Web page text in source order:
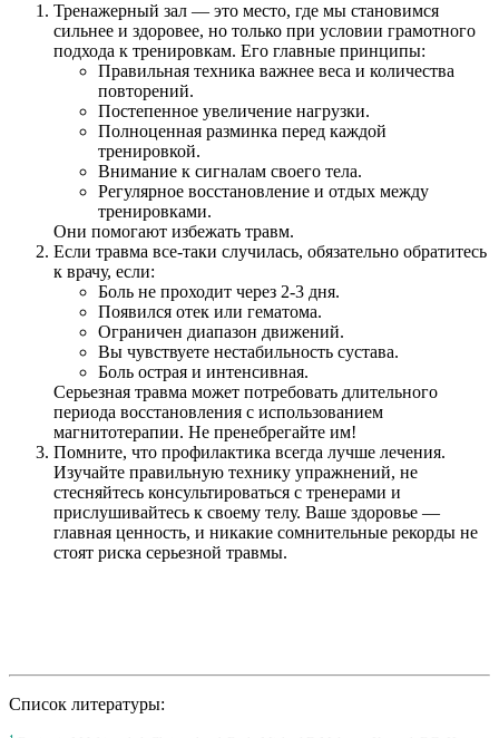
Тренажерный зал — это место, где мы становимся
сильнее и здоровее, но только при условии грамотного
подхода к тренировкам. Его главные принципы:
Правильная техника важнее веса и количества
повторений.
Постепенное увеличение нагрузки.
Полноценная разминка перед каждой
тренировкой.
Внимание к сигналам своего тела.
Регулярное восстановление и отдых между
тренировками.
Они помогают избежать травм.
Если травма все-таки случилась, обязательно обратитесь
к врачу, если:
Боль не проходит через 2-3 дня.
Появился отек или гематома.
Ограничен диапазон движений.
Вы чувствуете нестабильность сустава.
Боль острая и интенсивная.
Серьезная травма может потребовать длительного
периода восстановления с использованием
магнитотерапии. Не пренебрегайте им!
Помните, что профилактика всегда лучше лечения.
Изучайте правильную технику упражнений, не
стесняйтесь консультироваться с тренерами и
прислушивайтесь к своему телу. Ваше здоровье —
главная ценность, и никакие сомнительные рекорды не
стоят риска серьезной травмы.
Список литературы: